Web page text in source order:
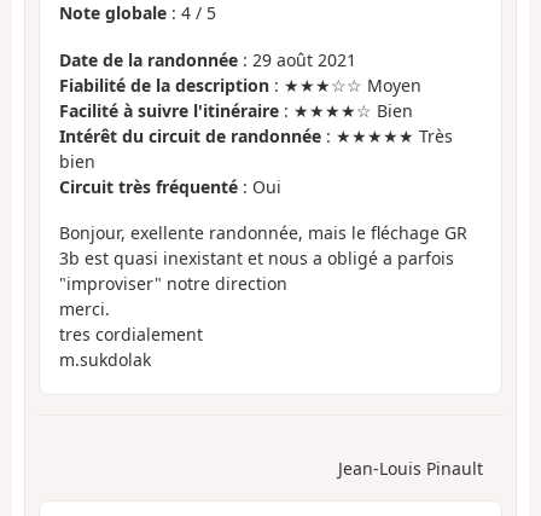
Note globale : 4 / 5
Date de la randonnée : 29 août 2021
Fiabilité de la description : ★★★☆☆ Moyen
Facilité à suivre l'itinéraire : ★★★★☆ Bien
Intérêt du circuit de randonnée : ★★★★★ Très
bien
Circuit très fréquenté : Oui
Bonjour, exellente randonnée, mais le fléchage GR
3b est quasi inexistant et nous a obligé a parfois
"improviser" notre direction
merci.
tres cordialement
m.sukdolak
Jean-Louis Pinault